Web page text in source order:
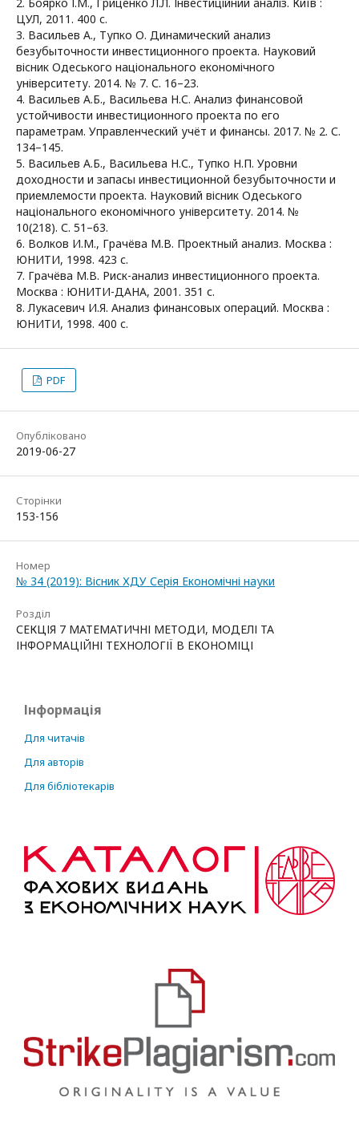
ЦУЛ, 2011. 400 с.
3. Васильев А., Тупко О. Динамический анализ
безубыточности инвестиционного проекта. Науковий
вісник Одеського національного економічного
університету. 2014. № 7. С. 16–23.
4. Васильев А.Б., Васильева Н.С. Анализ финансовой
устойчивости инвестиционного проекта по его
параметрам. Управленческий учёт и финансы. 2017. № 2. С.
134–145.
5. Васильев А.Б., Васильева Н.С., Тупко Н.П. Уровни
доходности и запасы инвестиционной безубыточности и
приемлемости проекта. Науковий вісник Одеського
національного економічного університету. 2014. №
10(218). С. 51–63.
6. Волков И.М., Грачёва М.В. Проектный анализ. Москва :
ЮНИТИ, 1998. 423 с.
7. Грачёва М.В. Риск-анализ инвестиционного проекта.
Москва : ЮНИТИ-ДАНА, 2001. 351 с.
8. Лукасевич И.Я. Анализ финансовых операций. Москва :
ЮНИТИ, 1998. 400 с.
PDF
Опубліковано
2019-06-27
Сторінки
153-156
Номер
№ 34 (2019): Вісник ХДУ Серія Економічні науки
Розділ
СЕКЦІЯ 7 МАТЕМАТИЧНІ МЕТОДИ, МОДЕЛІ ТА
ІНФОРМАЦІЙНІ ТЕХНОЛОГІЇ В ЕКОНОМІЦІ
Інформація
Для читачів
Для авторів
Для бібліотекарів